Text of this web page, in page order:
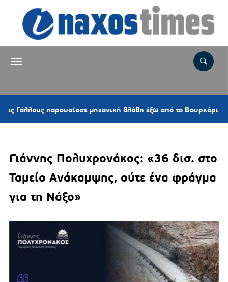
παρουσίασε μηχανική βλάβη έξω από το Βουρκάρι 1
Γιάννης Πολυχρονάκος: «36 δισ. στο
Ταμείο Ανάκαμψης, ούτε ένα φράγμα
για τη Νάξο»